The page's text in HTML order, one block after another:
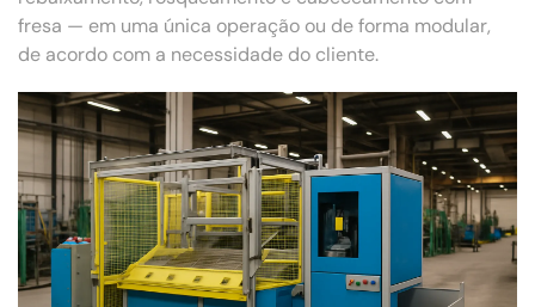
fresa — em uma única operação ou de forma modular,
de acordo com a necessidade do cliente.